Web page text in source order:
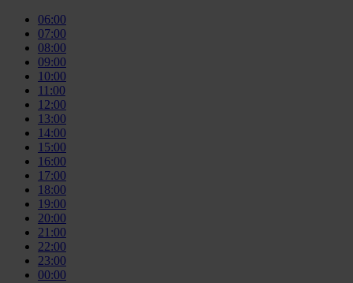
06:00
07:00
08:00
09:00
10:00
11:00
12:00
13:00
14:00
15:00
16:00
17:00
18:00
19:00
20:00
21:00
22:00
23:00
00:00